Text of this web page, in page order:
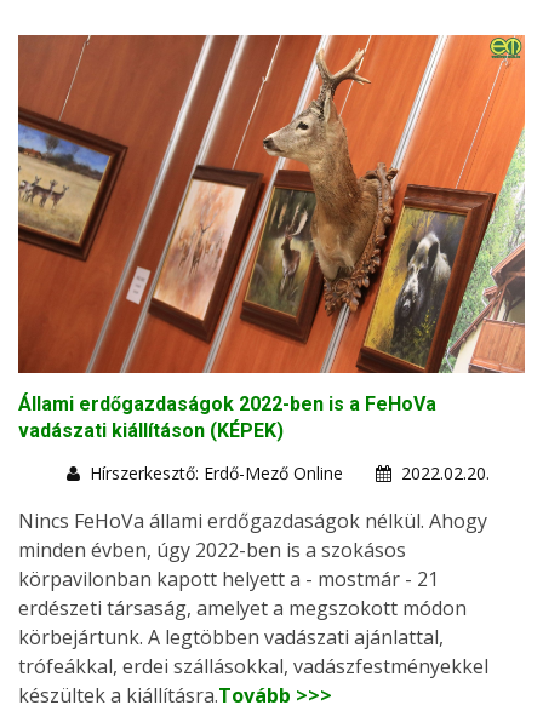
Állami erdőgazdaságok 2022-ben is a FeHoVa
vadászati kiállításon (KÉPEK)
Hírszerkesztő: Erdő-Mező Online
2022.02.20.
Nincs FeHoVa állami erdőgazdaságok nélkül. Ahogy
minden évben, úgy 2022-ben is a szokásos
körpavilonban kapott helyett a - mostmár - 21
erdészeti társaság, amelyet a megszokott módon
körbejártunk. A legtöbben vadászati ajánlattal,
trófeákkal, erdei szállásokkal, vadászfestményekkel
készültek a kiállításra.Tovább >>>